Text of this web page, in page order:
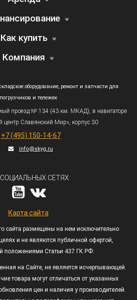
Как купить
Компания
оборудование, ремонт и запчасти для
погрузчиков и тележек
проезд № 134 (43км. МКАД), в навигаторе
центр Славянский Мир», корпус 30
+7 (495) 150-14-67
info@skyg.ru
СЕТЯХ:
Карта сайта
сайта размещены на нем исключительно
и не являются публичной офертой,
положениями Статьи 437 ГК РФ.
на Сайте, не является исчерпывающей.
товара могут отличаться от указанных
цен и наличия у производителей.